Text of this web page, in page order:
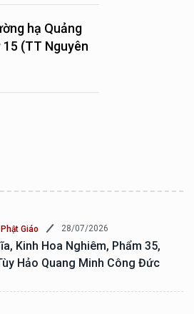
hạ Quảng
(TT Nguyên
Giáo 28/07/2026
Kinh Hoa Nghiêm, Phẩm 35,
Hảo Quang Minh Công Đức